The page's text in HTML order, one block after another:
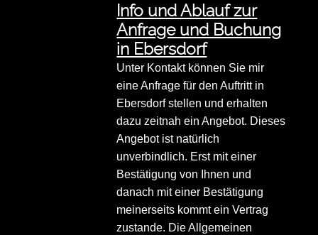
Info und Ablauf zur
Anfrage und Buchung
in Ebersdorf
Unter Kontakt können Sie mir
eine Anfrage für den Auftritt in
Ebersdorf stellen und erhalten
dazu zeitnah ein Angebot. Dieses
Angebot ist natürlich
unverbindlich. Erst mit einer
Bestätigung von Ihnen und
danach mit einer Bestätigung
meinerseits kommt ein Vertrag
zustande. Die Allgemeinen